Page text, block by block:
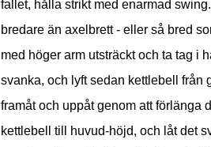
fallet, hålla strikt med enarmad
bredare än axelbrett - eller så bred
med höger arm utsträckt och ta tag i
svanka, och lyft sedan kettlebell
framåt och uppåt genom att förlänga
kettlebell till huvud-höjd, och låt det